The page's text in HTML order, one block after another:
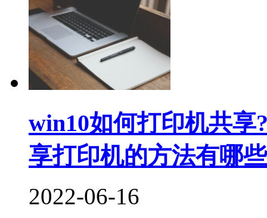
win10如何打印机共享
享打印机的方法有哪
2022-06-16